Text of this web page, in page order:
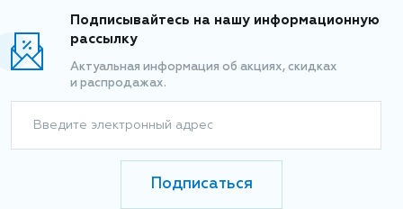
Подписывайтесь на нашу информационную
рассылку
Актуальная информация об акциях, скидках
и распродажах.
Введите электронный адрес
Подписаться